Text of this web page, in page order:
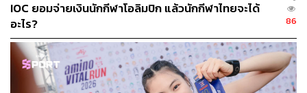
IOC ยอมจ่ายเงินนักกีฬาโอลิมปิก แล้วนักกีฬาไทยจะได้
อะไร?
86